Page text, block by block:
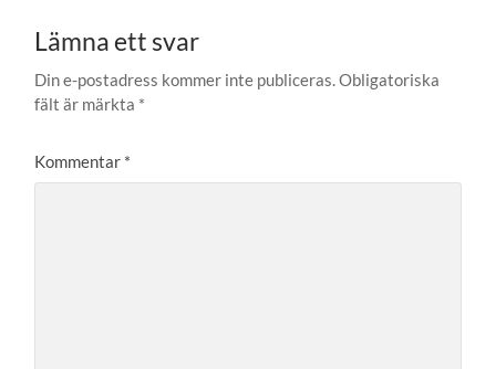
Lämna ett svar
Din e-postadress kommer inte publiceras.Obligatoriska
fält är märkta *
Kommentar *